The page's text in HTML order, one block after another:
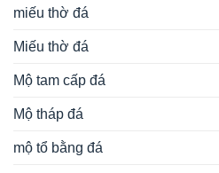
miếu thờ đá
Miếu thờ đá
Mộ tam cấp đá
Mộ tháp đá
mộ tổ bằng đá